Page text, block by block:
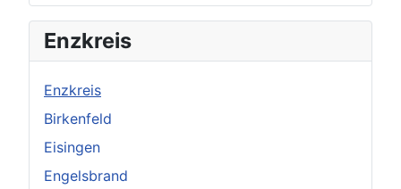
Original herunterladen
Enzkreis
Enzkreis
Birkenfeld
Eisingen
Engelsbrand